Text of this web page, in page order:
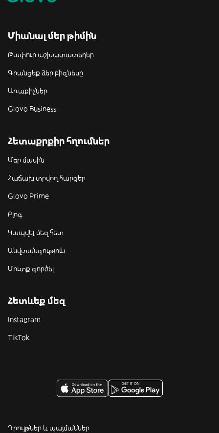
Միանալ մեր թիմին
Թափուր աշխատատեղեր
Գրանցեք ձեր բիզնեսը
Առաքիչներ
Glovo Business
Հետաքրքիր հղումներ
Մեր մասին
Հաճախ տրվող հարցեր
Glovo Prime
Բլոգ
Կապվել մեզ հետ
Անվտանգություն
Մուտք գործել
Հետևեք մեզ
Instagram
TikTok
Դրույթներ և պայմաններ